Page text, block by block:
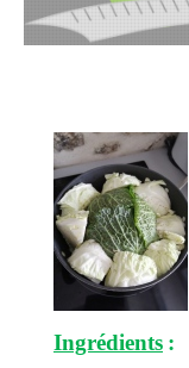
Ingrédients :